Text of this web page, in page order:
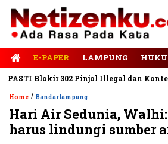
E-PAPER LAMPUNG
Blokir 302 Pinjol Illegal dan Konten
Home / Bandarlampung
Hari Air Sedunia,
harus lindungi sumber